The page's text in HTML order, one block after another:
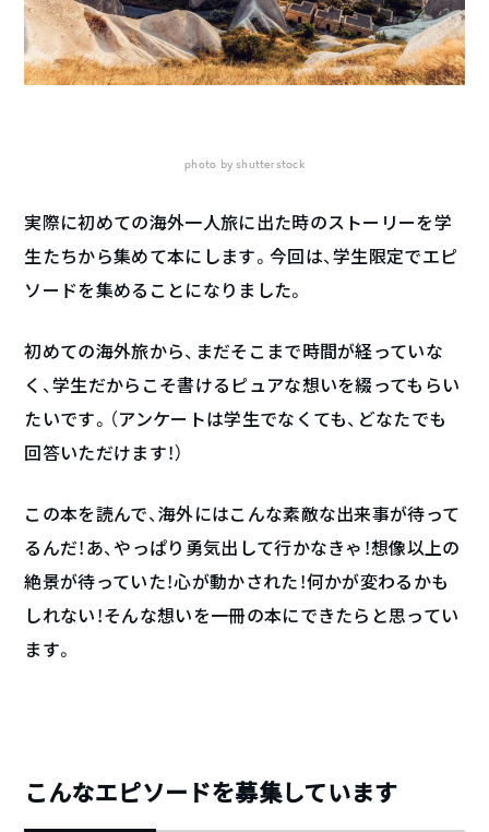
photo by shutterstock
実際に初めての海外一人旅に出た時のストーリーを学
生たちから集めて本にします。今回は、学生限定でエピ
ソードを集めることになりました。
初めての海外旅から、まだそこまで時間が経っていな
く、学生だからこそ書けるピュアな想いを綴ってもらい
たいです。（アンケートは学生でなくても、どなたでも
回答いただけます！）
この本を読んで、海外にはこんな素敵な出来事が待って
るんだ！あ、やっぱり勇気出して行かなきゃ！想像以上の
絶景が待っていた！心が動かされた！何かが変わるかも
しれない！そんな想いを一冊の本にできたらと思ってい
ます。
こんなエピソードを募集しています